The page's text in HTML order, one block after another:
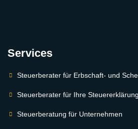
Services
Steuerberater für Erbschaft- und
Steuerberater für Ihre Steuererklärung
Steuerberatung für Unternehmen